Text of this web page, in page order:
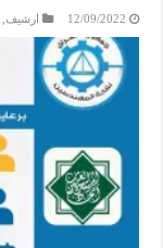
12/09/2022 ارشيف